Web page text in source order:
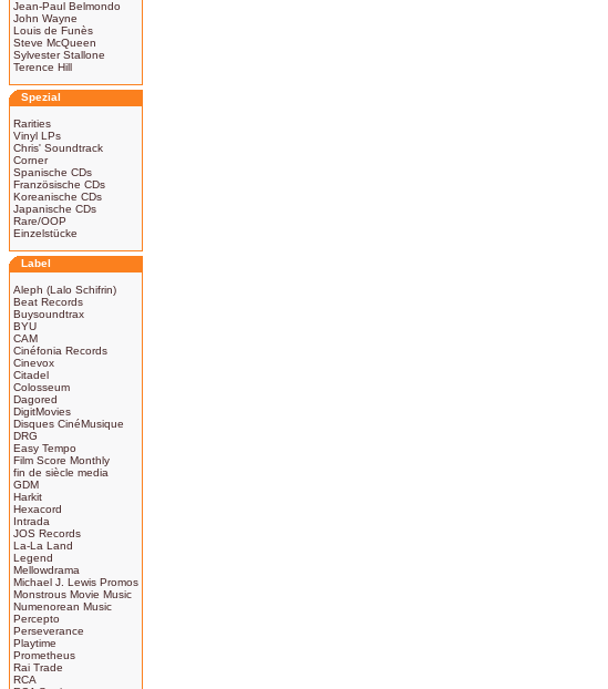
Jean-Paul Belmondo
John Wayne
Louis de Funès
Steve McQueen
Sylvester Stallone
Terence Hill
Spezial
Rarities
Vinyl LPs
Chris' Soundtrack
Corner
Spanische CDs
Französische CDs
Koreanische CDs
Japanische CDs
Rare/OOP
Einzelstücke
Label
Aleph (Lalo Schifrin)
Beat Records
Buysoundtrax
BYU
CAM
Cinéfonia Records
Cinevox
Citadel
Colosseum
Dagored
DigitMovies
Disques CinéMusique
DRG
Easy Tempo
Film Score Monthly
fin de siècle media
GDM
Harkit
Hexacord
Intrada
JOS Records
La-La Land
Legend
Mellowdrama
Michael J. Lewis Promos
Monstrous Movie Music
Numenorean Music
Percepto
Perseverance
Playtime
Prometheus
Rai Trade
RCA